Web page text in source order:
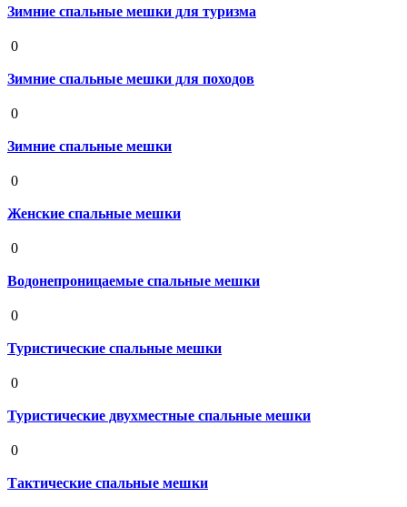
Зимние спальные мешки для туризма
0
Зимние спальные мешки для походов
0
Зимние спальные мешки
0
Женские спальные мешки
0
Водонепроницаемые спальные мешки
0
Туристические спальные мешки
0
Туристические двухместные спальные мешки
0
Тактические спальные мешки